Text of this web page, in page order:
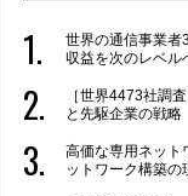
世界の通信事業者
収益を次のレベル
［世界4473社調
と先駆企業の戦略
高価な専用ネット
ットワーク構築の